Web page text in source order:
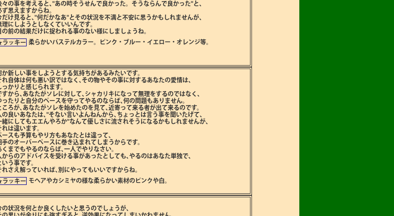
々の事を考えると､"あの時そうせんで良かった。そうならんで良かった"と､
ず思えますからね。
だけ見ると､"何だかなあ"とその状況を不満と不安に思うかもしれませんが､
理にしようとしなくていいんです。
の前の結果だけに捉われる事のない様にしましょうね。
ッキー 柔らかいパステルカラー。ピンク・ブルー・イエロー・オレンジ等。
か新しい事をしようとする気持ちがあるみたいです。
れ自体は何も悪い訳ではなく､その物やその事に対するあなたの愛情は､
っかりと感じられます。
すから､あなたがソレに対して､シャカリキになって無理をするのではなく､
ったりと自分のペースを守ってやるのならば､何の問題もありません。
ころが､あなたがソレを始めたのを見て､近寄って来る者が出て来るのです。
の良いあなたは､"そない言いよんねんから､ちょっとは言う事を聞いたげて､
緒にしてもエエんやろか"なんて優しさに流されそうになるかもしれませんが､
れは違います。
ースも予算もやり方もあなたとは違って､
手のオーバーペースに巻き込まれてしまうからです。
くまでもやるのならば､一人でやりなさい。
からのアドバイスを受ける事があったとしても､やるのはあなた単独で､
いう事です。
れさえ解っていれば､別にやってもいいですからね。
ッキー モヘアやカシミヤの様な柔らかい素材のピンクや白。
の状況を何とか良くしたいと思うのでしょうが､